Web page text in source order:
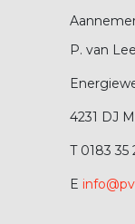
P. van
4231 DJ
T 0183 35
E